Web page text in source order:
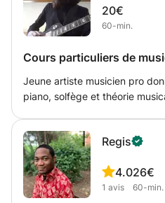
20€
60-min.
Cours particuliers de
Jeune artiste musicien pro
piano, solfège et théorie
au domicile de l'élève ou du
Regis
4.0
1 avis
26€
60-min.